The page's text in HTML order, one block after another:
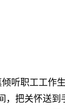
听职工工作
，把关怀送到